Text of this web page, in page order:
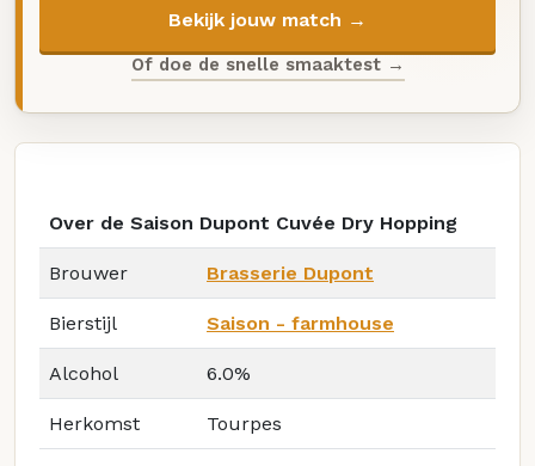
Bekijk jouw match →
Of doe de snelle smaaktest →
Over de Saison Dupont Cuvée Dry Hopping
Brouwer Brasserie Dupont
Bierstijl Saison - farmhouse
Alcohol 6.0%
Herkomst Tourpes